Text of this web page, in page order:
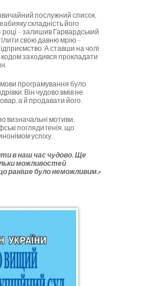
послужний список,
складність його
році – залишив Гарвардський
свою давню мрію –
А ставши на чолі
заходився прокладати
програмування було
Він чудово вмів не
а й продавати його.
визначальні мотиви,
погляди генія, що
успіху.
в наш час чудово. Ще
можливостей
раніше було неможливим.»